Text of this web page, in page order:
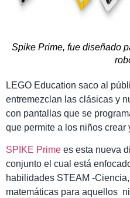
Spike Prime, fue diseñado
LEGO Education saco al
entremezclan las clásicas y
con pantallas que se
que permite a los niños crear
SPIKE Prime es esta nueva
conjunto el cual está
habilidades STEAM -
matemáticas para aquellos